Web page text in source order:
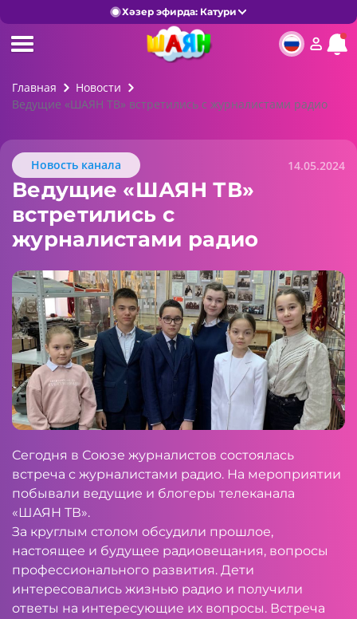
Хәзер эфирда: Катури
Главная
Новости
Ведущие «ШАЯН ТВ» встретились с журналистами радио
Новость канала 14.05.2024
Ведущие «ШАЯН ТВ»
встретились с
журналистами радио
Сегодня в Союзе журналистов состоялась
встреча с журналистами радио. На мероприятии
побывали ведущие и блогеры телеканала
«ШАЯН ТВ».
За круглым столом обсудили прошлое,
настоящее и будущее радиовещания, вопросы
профессионального развития. Дети
интересовались жизнью радио и получили
ответы на интересующие их вопросы. Встреча